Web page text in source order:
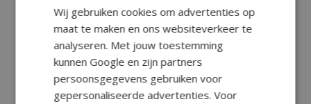
Wij gebruiken cookies om advertenties op
maat te maken en ons websiteverkeer te
analyseren. Met jouw toestemming
kunnen Google en zijn partners
persoonsgegevens gebruiken voor
gepersonaliseerde advertenties. Voor